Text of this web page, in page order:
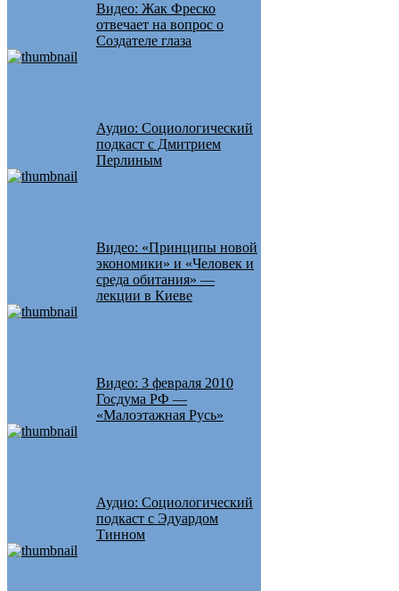
Видео: Жак Фреско
отвечает на вопрос о
Создателе глаза
Аудио: Социологический
подкаст с Дмитрием
Перлиным
Видео: «Принципы новой
экономики» и «Человек и
среда обитания» —
лекции в Киеве
Видео: 3 февраля 2010
Госдума РФ —
«Малоэтажная Русь»
Аудио: Социологический
подкаст с Эдуардом
Тинном